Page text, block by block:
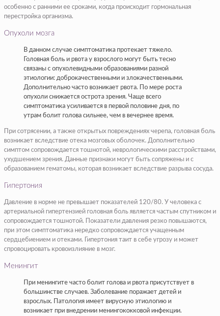
особенно с ранними ее сроками, когда происходит гормональная
перестройка организма.
Опухоли мозга
В данном случае симптоматика протекает тяжело.
Головная боль и рвота у взрослого могут быть тесно
связаны с опухолевидными образованиями разной
этиологии: доброкачественными и злокачественными.
Дополнительно часто возникает рвота. По мере роста
опухоли снижается острота зрения. Чаще всего
симптоматика усиливается в первой половине дня, по
утрам болит голова сильнее, чем в вечернее время.
При сотрясении, а также открытых повреждениях черепа, головная боль
возникает вследствие отека мозговых оболочек. Дополнительно
симптом сопровождается тошнотой, неврологическими расстройствами,
ухудшением зрения. Данные признаки могут быть сопряжены и с
образованием гематомы, которая возникает вследствие разрыва сосуда.
Гипертония
Давление в норме не превышает показателей 120/80. У человека с
артериальной гипертензией головная боль является частым спутником и
сопровождается тошнотой. Показатели давления резко повышаются,
при этом симптоматика нередко сопровождается учащенным
сердцебиением и отеками. Гипертония таит в себе угрозу и может
спровоцировать кровоизлияние в мозг.
Менингит
При менингите часто болит голова и рвота присутствует в
большинстве случаев. Заболевание поражает детей и
взрослых. Патология имеет вирусную этиологию и
возникает при внедрении менингококковой инфекции.